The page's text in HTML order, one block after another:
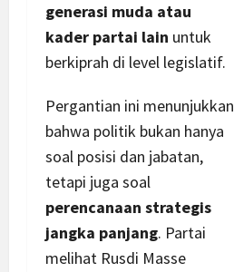
generasi muda atau
kader partai lain untuk
berkiprah di level legislatif.
Pergantian ini menunjukkan
bahwa politik bukan hanya
soal posisi dan jabatan,
tetapi juga soal
perencanaan strategis
jangka panjang. Partai
melihat Rusdi Masse